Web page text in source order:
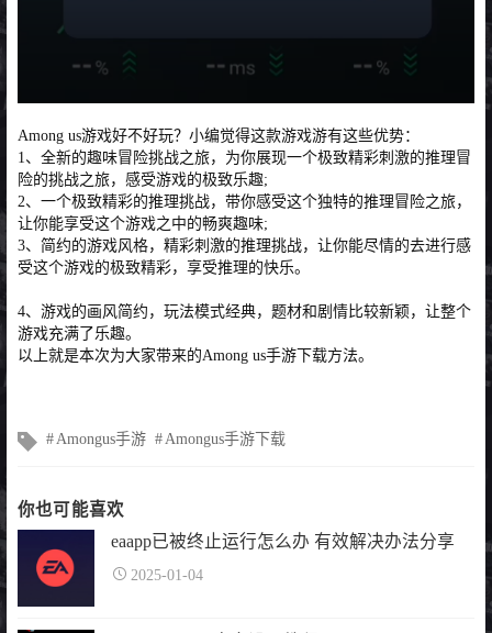
Among us游戏好不好玩？小编觉得这款游戏游有这些优势：
1、全新的趣味冒险挑战之旅，为你展现一个极致精彩刺激的推理冒
险的挑战之旅，感受游戏的极致乐趣;
2、一个极致精彩的推理挑战，带你感受这个独特的推理冒险之旅，
让你能享受这个游戏之中的畅爽趣味;
3、简约的游戏风格，精彩刺激的推理挑战，让你能尽情的去进行感
受这个游戏的极致精彩，享受推理的快乐。
4、游戏的画风简约，玩法模式经典，题材和剧情比较新颖，让整个
游戏充满了乐趣。
以上就是本次为大家带来的Among us手游下载方法。
文
签
Amongus手游 Amongus手游下载
你也可能喜欢
eaapp已被终止运行怎么办 有效解决办法分享
2025-01-04